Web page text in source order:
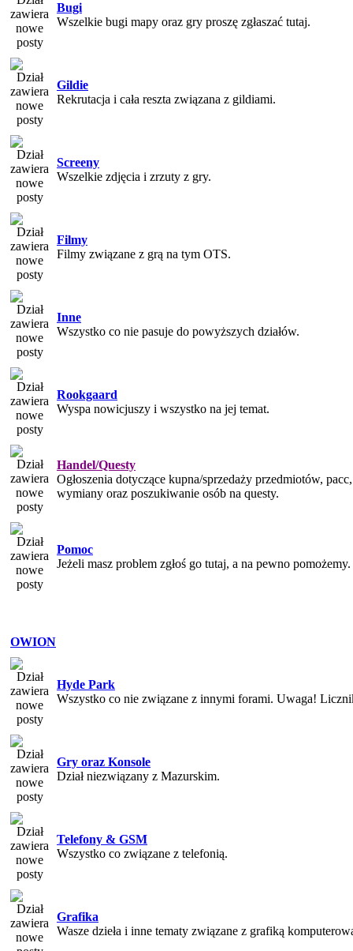
Bugi
Wszelkie bugi mapy oraz gry proszę zgłaszać tutaj.
Gildie
Rekrutacja i cała reszta związana z gildiami.
Screeny
Wszelkie zdjęcia i zrzuty z gry.
Filmy
Filmy związane z grą na tym OTS.
Inne
Wszystko co nie pasuje do powyższych działów.
Rookgaard
Wyspa nowicjuszy i wszystko na jej temat.
Handel/Questy
Ogłoszenia dotyczące kupna/sprzedaży przedmiotów,
wymiany oraz poszukiwanie osób na questy.
Pomoc
Jeżeli masz problem zgłoś go tutaj, a na pewno pomożemy.
OWION
Hyde Park
Wszystko co nie związane z innymi forami. Uwaga!
Gry oraz Konsole
Dział niezwiązany z Mazurskim.
Telefony & GSM
Wszystko co związane z telefonią.
Grafika
Wasze dzieła i inne tematy związane z grafiką